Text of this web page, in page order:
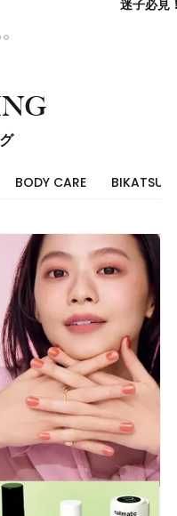
迷子必見
BODY CARE BIKATSU